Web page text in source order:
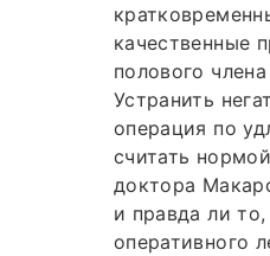
качественные
полового
Устранить
операция по
считать
доктора
и правда ли
оперативного